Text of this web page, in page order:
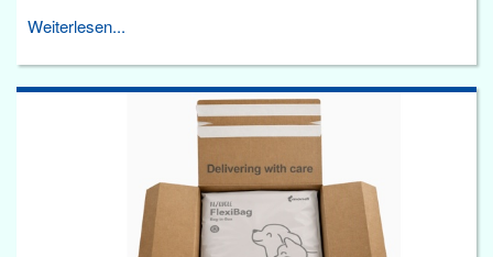
Weiterlesen...